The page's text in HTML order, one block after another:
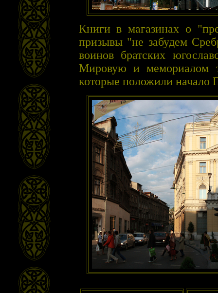
Книги в магазинах о
призывы "не забудем
воинов братских
Мировую и мемориалом
которые положили начало